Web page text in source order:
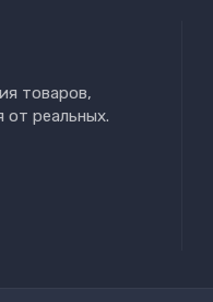
товаров,
от реальных.